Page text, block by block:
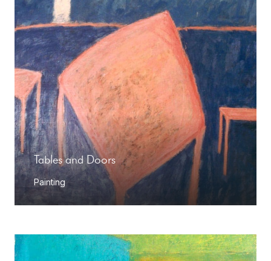
Tables and Doors
Painting